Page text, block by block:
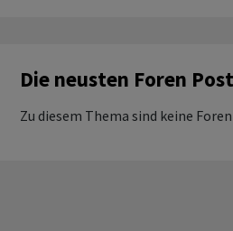
Die neusten Foren
Zu diesem Thema sind keine